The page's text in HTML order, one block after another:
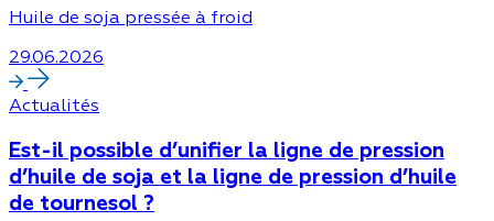
Huile de soja pressée à froid
29.06.2026
Actualités
Est-il possible d’unifier la ligne de pression
d’huile de soja et la ligne de pression d’huile
de tournesol ?